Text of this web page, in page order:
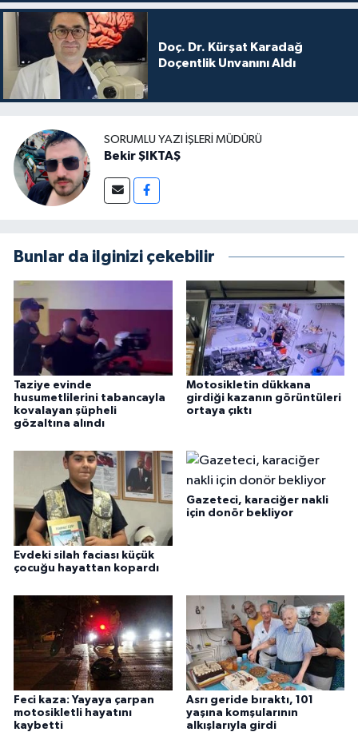
Doç. Dr. Kürşat Karadağ
Doçentlik Unvanını Aldı
SORUMLU YAZI İŞLERI MÜDÜRÜ
Bekir ŞIKTAŞ
Bunlar da ilginizi çekebilir
Taziye evinde
husumetlilerini tabancayla
kovalayan şüpheli
gözaltına alındı
Motosikletin dükkana
girdiği kazanın görüntüleri
ortaya çıktı
Evdeki silah faciası küçük
çocuğu hayattan kopardı
Gazeteci, karaciğer nakli
için donör bekliyor
Feci kaza: Yayaya çarpan
motosikletli hayatını
kaybetti
Asrı geride bıraktı, 101
yaşına komşularının
alkışlarıyla girdi